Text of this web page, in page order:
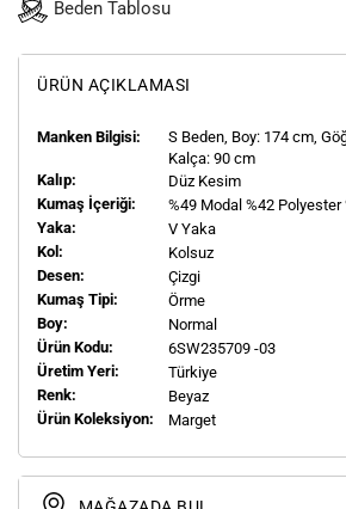
Beden Tablosu
ÜRÜN AÇIKLAMASI
Manken Bilgisi: S Beden, Boy: 174 cm,
Kalça: 90 cm
Kalıp:
Düz Kesim
Kumaş İçeriği:
%49 Modal %42 Polyester
Yaka:
V Yaka
Kol:
Kolsuz
Desen:
Çizgi
Kumaş Tipi:
Örme
Boy:
Normal
Ürün Kodu:
6SW235709 -03
Üretim Yeri:
Türkiye
Renk:
Beyaz
Ürün Koleksiyon:
Marget